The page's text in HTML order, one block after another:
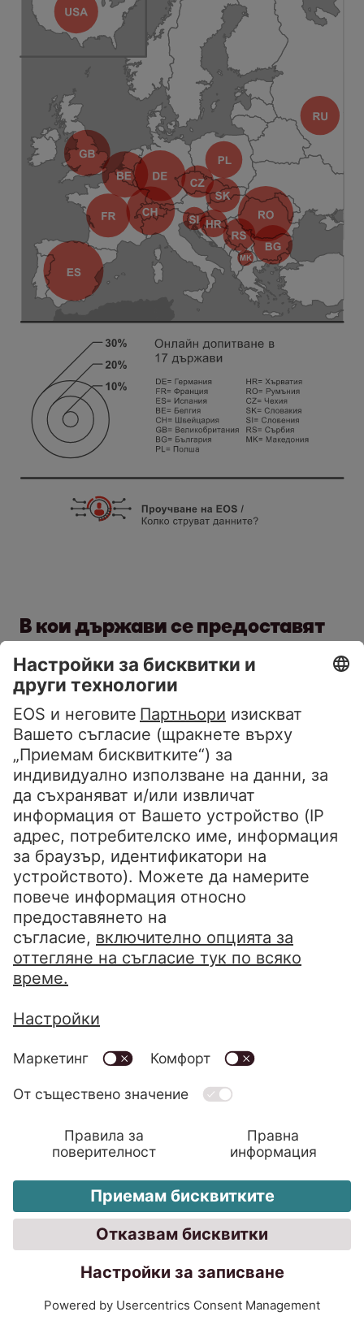
В кои държави се предоставят
компенсация?
В международен план почти всеки шести
вече се е съгласявал да сподели лични
данни срещу компенсация. Въпреки това
има сериозни разлики между държавите:
в Испания (26%) и Румъния (24%) това се
сключва по-често, докато в други
държави в Югоизточна Европа, като напр.
Словения (10%) и Северна Македония
(7%) все още е рядкост.
Интересното е, че отчасти готовността на
потребителите да продадат свои лични
търсенето им от страна на фирми, тъй
като досега едва на всеки пети е
предлагано възнаграждение за това.
Тоест, фирмите имат добри възможности
потребителите, ако спечелят доверието
Цифровият
свят в ролята на
балансьор
Изтегляне